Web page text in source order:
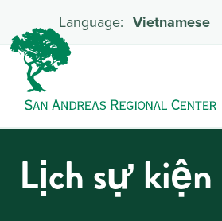
Vietnamese
Lịch sự kiện